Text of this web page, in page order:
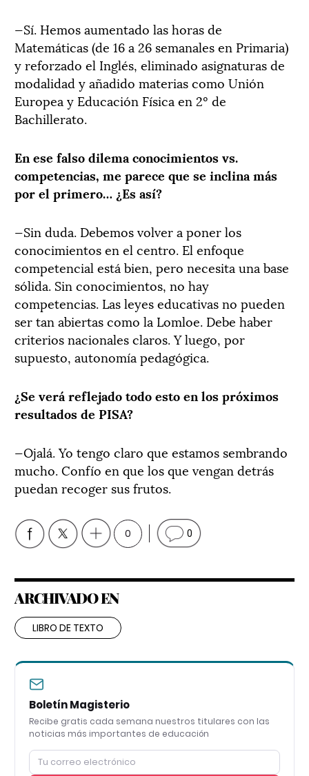
—Sí. Hemos aumentado las horas de
Matemáticas (de 16 a 26 semanales en Primaria)
y reforzado el Inglés, eliminado asignaturas de
modalidad y añadido materias como Unión
Europea y Educación Física en 2º de
Bachillerato.
En ese falso dilema conocimientos vs.
competencias, me parece que se inclina más
por el primero… ¿Es así?
—Sin duda. Debemos volver a poner los
conocimientos en el centro. El enfoque
competencial está bien, pero necesita una base
sólida. Sin conocimientos, no hay
competencias. Las leyes educativas no pueden
ser tan abiertas como la Lomloe. Debe haber
criterios nacionales claros. Y luego, por
supuesto, autonomía pedagógica.
¿Se verá reflejado todo esto en los próximos
resultados de PISA?
—Ojalá. Yo tengo claro que estamos sembrando
mucho. Confío en que los que vengan detrás
puedan recoger sus frutos.
0 0
ARCHIVADO EN
LIBRO DE TEXTO
Boletín Magisterio
Recibe gratis cada semana nuestros titulares con las
noticias más importantes de educación